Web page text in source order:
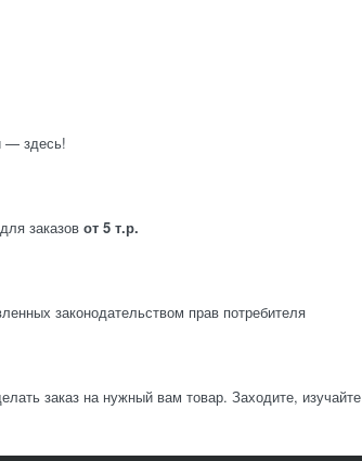
— здесь!
для заказов от 5 т.р.
законодательством прав потребителя
заказ на нужный вам товар. Заходите, изучайте